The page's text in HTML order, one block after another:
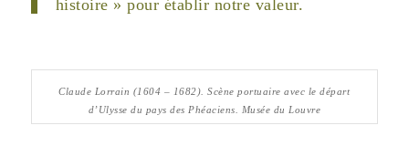
histoire » pour établir notre valeur.
Claude Lorrain (1604 – 1682).Scène portuaire avec le départ
d’Ulysse du pays des Phéaciens.
Musée du Louvre